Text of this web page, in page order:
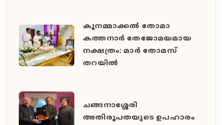
കൂനമ്മാക്കൽ തോമാ
കത്തനാർ തേജോമയമായ
നക്ഷത്രം: മാർ തോമസ്
തറയിൽ
ചങ്ങനാശ്ശേരി
അതിരൂപതയുടെ ഉപഹാരം